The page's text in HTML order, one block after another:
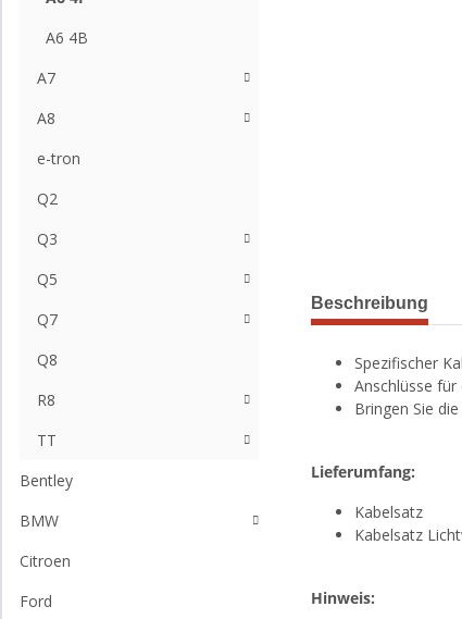
Beschreibung
Spezifischer
Anschlüsse
Bringen Sie
Lieferumfang:
Kabelsatz
Kabelsatz
Hinweis:
A6 4B
A7
A8
e-tron
Q2
Q3
Q5
Q7
Q8
R8
TT
Bentley
BMW
Citroen
Ford